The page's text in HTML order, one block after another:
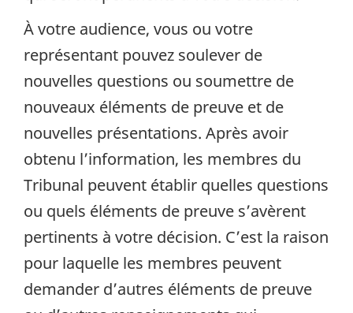
À votre audience, vous ou votre
représentant pouvez soulever de
nouvelles questions ou soumettre de
nouveaux éléments de preuve et de
nouvelles présentations. Après avoir
obtenu l’information, les membres du
Tribunal peuvent établir quelles questions
ou quels éléments de preuve s’avèrent
pertinents à votre décision. C’est la raison
pour laquelle les membres peuvent
demander d’autres éléments de preuve